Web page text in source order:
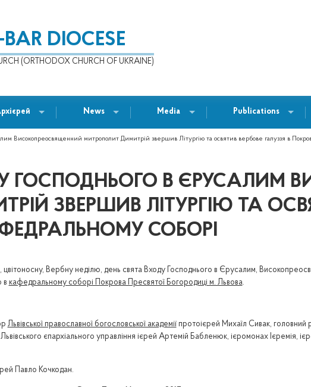
DIOCESE
(ORTHODOX CHURCH OF UKRAINE)
News Media Publications
Високопреосвященний митрополит Димитрій звершив Літургію та освятив вербове галуззя в
ГОСПОДНЬОГО В ЄРУСАЛИМ
ЗВЕРШИВ ЛІТУРГІЮ ТА
СОБОРІ
цвітоносну, Вербну неділю, день свята Входу Господнього в Єрусалим,
в кафедральному соборі Покрова Пресвятої Богородиці м. Львова.
Львівської православної богословської академії протоієрей Михаїл Сивак, головний
єпархіального управління ієрей Артемій Бабленюк, ієромонах Ієремія,
Павло Кочкодан.